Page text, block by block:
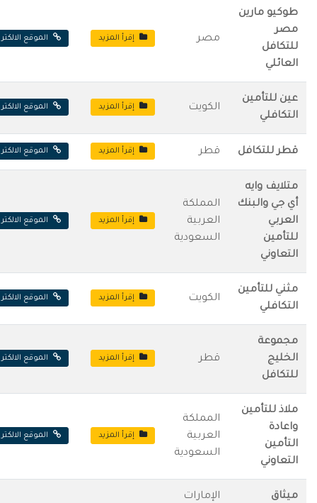
طوكيو مارين
مصر
للتكافل
العائلي
مصر إقرأ المزيد الموقع
عين للتأمين
التكافلي
الكويت إقرأ المزيد الموقع
قطر للتكافل قطر إقرأ المزيد الموقع
متلايف وايه
أي جي والبنك
العربي
للتأمين
التعاوني
المملكة
العربية
السعودية
إقرأ المزيد الموقع
مثني للتأمين
التكافلي
الكويت إقرأ المزيد الموقع
مجموعة
الخليج
للتكافل
قطر إقرأ المزيد الموقع
ملاذ للتأمين
واعادة
التأمين
التعاوني
المملكة
العربية
السعودية
إقرأ المزيد الموقع
ميثاق الإمارات